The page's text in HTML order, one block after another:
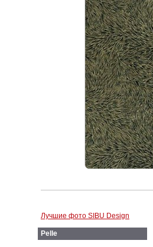
Лучшие фото SIBU Design
Pelle